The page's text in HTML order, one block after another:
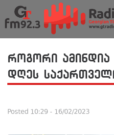
როგორი
დღეს
Posted 10:29 - 16/02/2023